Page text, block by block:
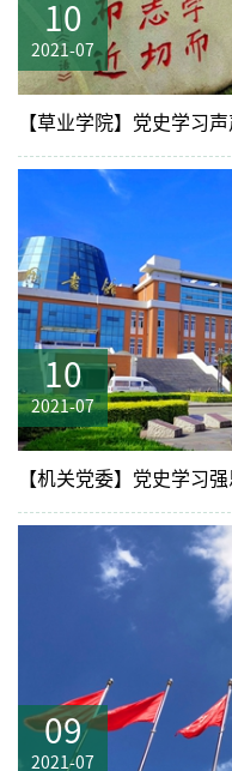
10
2021-07
【草业学院】党史学习
10
2021-07
【机关党委】党史学习
09
2021-07